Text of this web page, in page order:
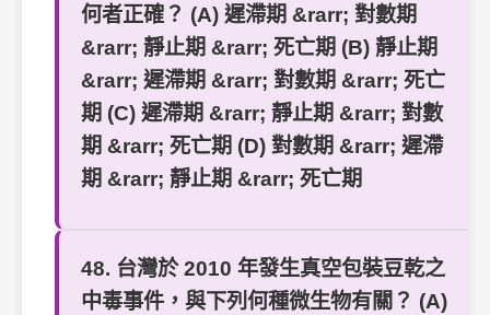
何者正確？ (A) 遲滯期 &rarr; 對數期
&rarr; 靜止期 &rarr; 死亡期 (B) 靜止期
&rarr; 遲滯期 &rarr; 對數期 &rarr; 死亡
期 (C) 遲滯期 &rarr; 靜止期 &rarr; 對數
期 &rarr; 死亡期 (D) 對數期 &rarr; 遲滯
期 &rarr; 靜止期 &rarr; 死亡期
48. 台灣於 2010 年發生真空包裝豆乾之
中毒事件，與下列何種微生物有關？ (A)